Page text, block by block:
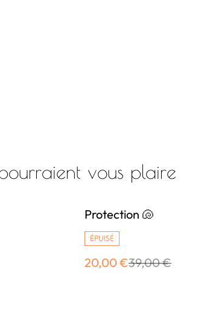
vous plaire
%
Protection 🐚
ÉPUISÉ
20,00 €39,00 €